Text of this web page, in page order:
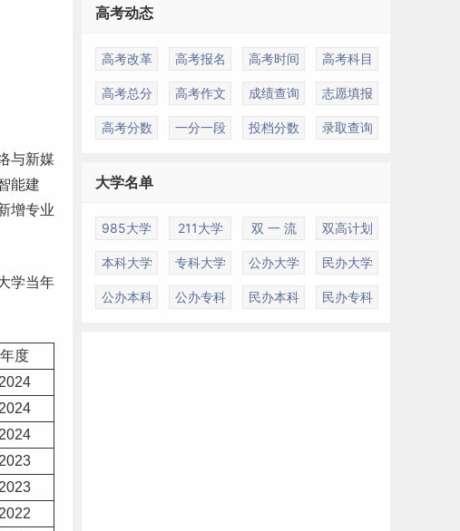
与新媒
能建
增专业
学当年
年度
2024
2024
2024
2023
2023
2022
高考动态
高考改革 高考报名 高考时间 高考科目
高考总分 高考作文 成绩查询 志愿填报
高考分数 一分一段 投档分数 录取查询
大学名单
985大学 211大学 双 一 流 双高计划
本科大学 专科大学 公办大学 民办大学
公办本科 公办专科 民办本科 民办专科